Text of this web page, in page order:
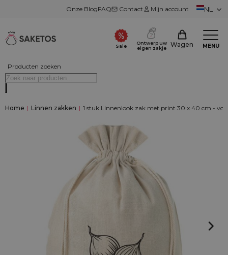
Onze BlogFAQ Contact Mijn account NL
Producten zoeken
Sale
Ontwerp uw
eigen zakje
Wagen MENU
Home | Linnen zakken | 1 stuk Linnenlook zak met print 30 x 40 cm -